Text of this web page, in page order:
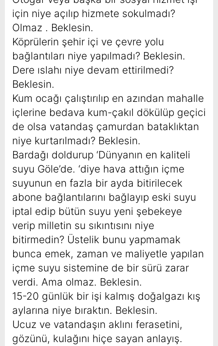
için niye açılıp hizmete sokulmadı?
Olmaz . Beklesin.
Köprülerin şehir içi ve çevre yolu
bağlantıları niye yapılmadı? Beklesin.
Dere ıslahı niye devam ettirilmedi?
Beklesin.
Kum ocağı çalıştırılıp en azından mahalle
içlerine bedava kum-çakıl dökülüp geçici
de olsa vatandaş çamurdan bataklıktan
niye kurtarılmadı? Beklesin.
Bardağı doldurup ‘Dünyanın en kaliteli
suyu Göle’de. ‘diye hava attığın içme
suyunun en fazla bir ayda bitirilecek
abone bağlantılarını bağlayıp eski suyu
iptal edip bütün suyu yeni şebekeye
verip milletin su sıkıntısını niye
bitirmedin? Üstelik bunu yapmamak
bunca emek, zaman ve maliyetle yapılan
içme suyu sistemine de bir sürü zarar
verdi. Ama olmaz. Beklesin.
15-20 günlük bir işi kalmış doğalgazı kış
aylarına niye bıraktın. Beklesin.
Ucuz ve vatandaşın aklını ferasetini,
gözünü, kulağını hiçe sayan anlayış.